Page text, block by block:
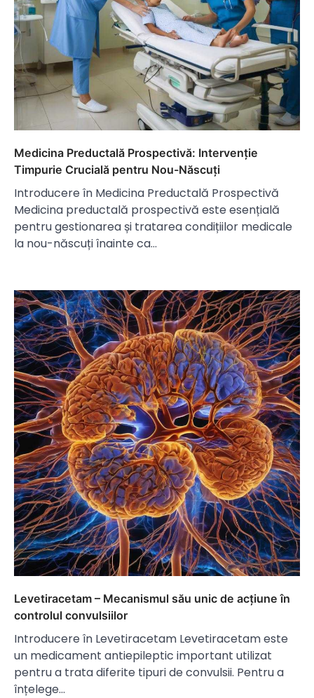
Medicina Preductală Prospectivă: Intervenție
Timpurie Crucială pentru Nou-Născuți
Introducere în Medicina Preductală Prospectivă
Medicina preductală prospectivă este esențială
pentru gestionarea și tratarea condițiilor medicale
la nou-născuți înainte ca…
Levetiracetam – Mecanismul său unic de acțiune în
controlul convulsiilor
Introducere în Levetiracetam Levetiracetam este
un medicament antiepileptic important utilizat
pentru a trata diferite tipuri de convulsii. Pentru a
înțelege…